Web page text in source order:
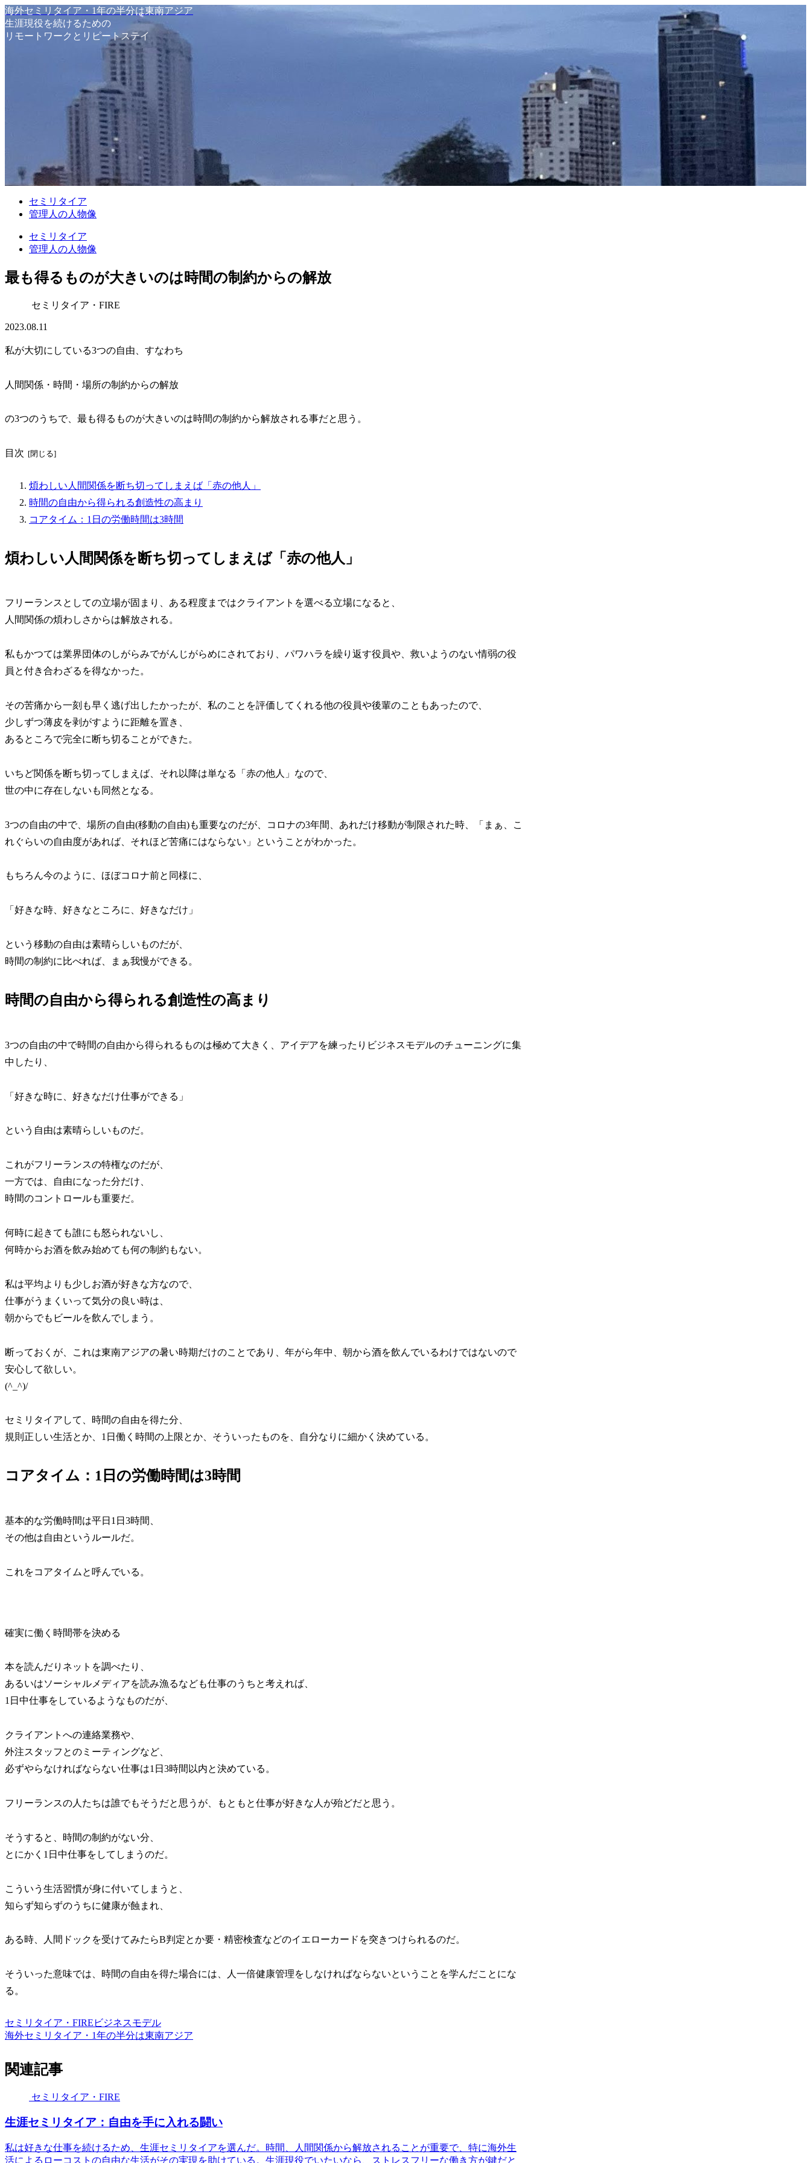
海外セミリタイア・1年の半分は東南アジア
生涯現役を続けるための
リモートワークとリピートステイ
セミリタイア
管理人の人物像
セミリタイア
管理人の人物像
最も得るものが大きいのは時間の制約からの解放
セミリタイア・FIRE
2023.08.11
私が大切にしている3つの自由、すなわち
人間関係・時間・場所の制約からの解放
の3つのうちで、最も得るものが大きいのは時間の制約から解放される事だと思う。
目次
煩わしい人間関係を断ち切ってしまえば「赤の他人」
時間の自由から得られる創造性の高まり
コアタイム：1日の労働時間は3時間
煩わしい人間関係を断ち切ってしまえば「赤の他人」
フリーランスとしての立場が固まり、ある程度まではクライアントを選べる立場になると、
人間関係の煩わしさからは解放される。
私もかつては業界団体のしがらみでがんじがらめにされており、パワハラを繰り返す役員や、救いようのない情弱の役
員と付き合わざるを得なかった。
その苦痛から一刻も早く逃げ出したかったが、私のことを評価してくれる他の役員や後輩のこともあったので、
少しずつ薄皮を剥がすように距離を置き、
あるところで完全に断ち切ることができた。
いちど関係を断ち切ってしまえば、それ以降は単なる「赤の他人」なので、
世の中に存在しないも同然となる。
3つの自由の中で、場所の自由(移動の自由)も重要なのだが、コロナの3年間、あれだけ移動が制限された時、「まぁ、こ
れぐらいの自由度があれば、それほど苦痛にはならない」ということがわかった。
もちろん今のように、ほぼコロナ前と同様に、
「好きな時、好きなところに、好きなだけ」
という移動の自由は素晴らしいものだが、
時間の制約に比べれば、まぁ我慢ができる。
時間の自由から得られる創造性の高まり
3つの自由の中で時間の自由から得られるものは極めて大きく、アイデアを練ったりビジネスモデルのチューニングに集
中したり、
「好きな時に、好きなだけ仕事ができる」
という自由は素晴らしいものだ。
これがフリーランスの特権なのだが、
一方では、自由になった分だけ、
時間のコントロールも重要だ。
何時に起きても誰にも怒られないし、
何時からお酒を飲み始めても何の制約もない。
私は平均よりも少しお酒が好きな方なので、
仕事がうまくいって気分の良い時は、
朝からでもビールを飲んでしまう。
断っておくが、これは東南アジアの暑い時期だけのことであり、年がら年中、朝から酒を飲んでいるわけではないので
安心して欲しい。
(^_^)/
セミリタイアして、時間の自由を得た分、
規則正しい生活とか、1日働く時間の上限とか、そういったものを、自分なりに細かく決めている。
コアタイム：1日の労働時間は3時間
基本的な労働時間は平日1日3時間、
その他は自由というルールだ。
これをコアタイムと呼んでいる。
確実に働く時間帯を決める
本を読んだりネットを調べたり、
あるいはソーシャルメディアを読み漁るなども仕事のうちと考えれば、
1日中仕事をしているようなものだが、
クライアントへの連絡業務や、
外注スタッフとのミーティングなど、
必ずやらなければならない仕事は1日3時間以内と決めている。
フリーランスの人たちは誰でもそうだと思うが、もともと仕事が好きな人が殆どだと思う。
そうすると、時間の制約がない分、
とにかく1日中仕事をしてしまうのだ。
こういう生活習慣が身に付いてしまうと、
知らず知らずのうちに健康が蝕まれ、
ある時、人間ドックを受けてみたらB判定とか要・精密検査などのイエローカードを突きつけられるのだ。
そういった意味では、時間の自由を得た場合には、人一倍健康管理をしなければならないということを学んだことにな
る。
セミリタイア・FIRE ビジネスモデル
海外セミリタイア・1年の半分は東南アジア
関連記事
セミリタイア・FIRE
生涯セミリタイア：自由を手に入れる闘い
私は好きな仕事を続けるため、生涯セミリタイアを選んだ。時間、人間関係から解放されることが重要で、特に海外生
活によるローコストの自由な生活がその実現を助けている。生涯現役でいたいなら、ストレスフリーな働き方が鍵だと